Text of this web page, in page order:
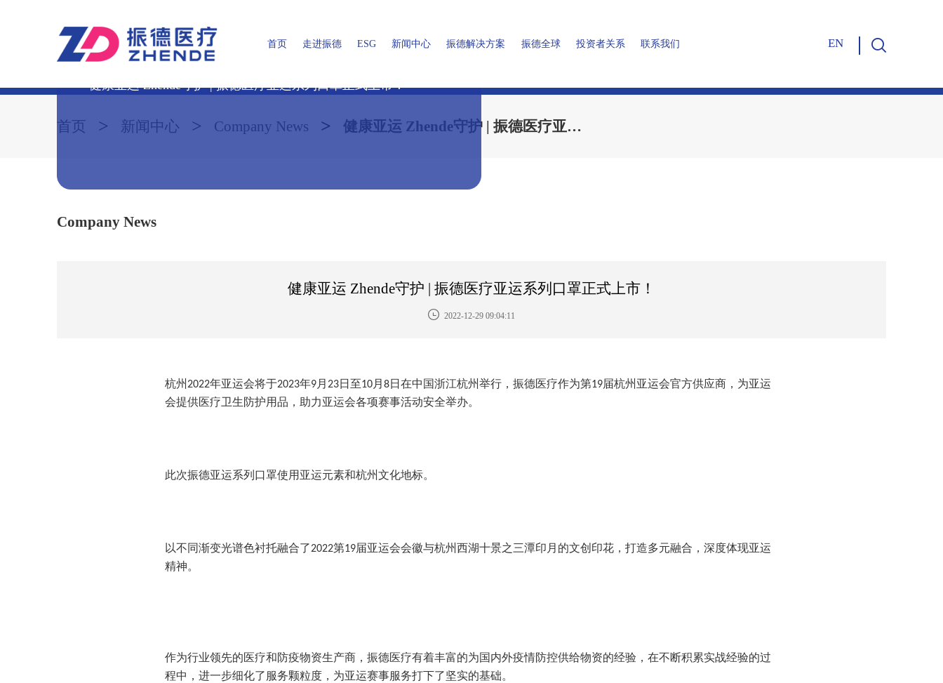
首页 走进振德
董事长致辞 企业介绍 发展历程
ESG
WE CARE 促进绿色发展 关注员工成长 做值得信赖的合作伙伴
新闻中心
公司新闻 媒体报道 社会责任
振德解决方案
医疗用品解决方案 家用健康用品解决方案
振德全球
振德中国 振德海外
投资者关系
上市公司信息 公司公告 定期财报
联系我们
营销中心 人才中心 工作环境 加入我们
EN
Company News
健康亚运 Zhende守护 | 振德医疗亚运系列口罩正式上市！
首页 > 新闻中心 > Company News > 健康亚运 Zhende守护 | 振德医疗亚运系列口罩正式上市！
Company News
健康亚运 Zhende守护 | 振德医疗亚运系列口罩正式上市！
2022-12-29 09:04:11
杭州2022年亚运会将于2023年9月 23日至10月 8日在中国浙江杭州举行，振德医疗作为第19届杭州亚运会官方供应商，为亚运
会提供医疗卫生防护用品，助力亚运会各项赛事活动安全举办。
此次振德亚运系列口罩使用亚运元素和杭州文化地标。
以不同渐变光谱色衬托融合了2022第19届亚运会会徽与杭州西湖十景之三潭印月的文创印花，打造多元融合，深度体现亚运
精神。
作为行业领先的医疗和防疫物资生产商，振德医疗有着丰富的为国内外疫情防控供给物资的经验，在不断积累实战经验的过
程中，进一步细化了服务颗粒度，为亚运赛事服务打下了坚实的基础。